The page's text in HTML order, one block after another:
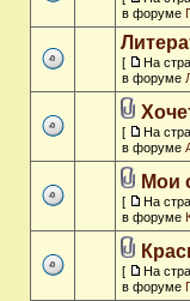
в форуме
[ На
в форуме
[ На
в форуме
Мои
[ На
в форуме
[ На
в форуме